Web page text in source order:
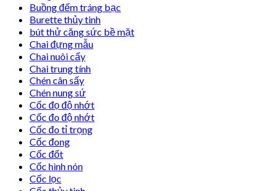
Buồng đếm tráng bạc
Burette thủy tinh
bút thử căng sức bề mặt
Chai đựng mẫu
Chai nuôi cấy
Chai trung tính
Chén cân sấy
Chén nung sứ
Cốc đọ độ nhớt
Cốc đo độ nhớt
Cốc đo tỉ trọng
Cốc đong
Cốc đốt
Cốc hình nón
Cốc lọc